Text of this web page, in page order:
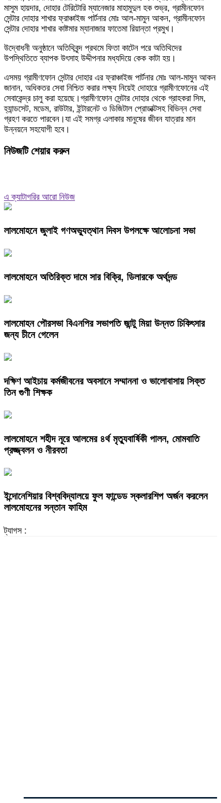
মাসুম হায়দার, দোহার টেরিটোরি ম্যানেজার মাহামুদুল হক শুভ্র, গ্রামীনফোন
সেন্টার দোহার শাখার ফ্রাঞ্চাইজ পার্টনার মোঃ আল-মামুন আকন, গ্রামীনফোন
সেন্টার দোহার শাখার কাষ্টমার ম্যানাজার ফাতেমা রিয়ান্তা প্রমুখ।
উদ্বোধনী অনুষ্ঠানে অতিথিবৃন্দ প্রথমে ফিতা কাটেন পরে অতিথিদের
উপস্থিতিতে ব্যাপক উৎসাহ উদ্দীপনার মধ্যদিয়ে কেক কাটা হয়।
এসময় গ্রামীণফোন সেন্টার দোহার এর ফ্রাঞ্চাইজ পার্টনার মোঃ আল-মামুন আকন
জানান, অধিকতর সেবা নিশ্চিত করার লক্ষ্য নিয়েই দোহারে গ্রামীণফোনের এই
সেবাকেন্দ্র চালু করা হয়েছে।গ্রামীণফোন সেন্টার দোহার থেকে গ্রাহকরা সিম,
হ্যান্ডসেট, মডেম, রাউটার, ইন্টারনেট ও ডিজিটাল প্রোডাক্টসহ বিভিন্ন সেবা
গ্রহণ করতে পারবেন।যা এই সমগ্র এলাকার মানুষের জীবন যাত্রার মান
উন্নয়নে সহযোগী হবে।
নিউজটি শেয়ার করুন
এ ক্যাটাগরির আরো নিউজ
লালমোহনে জুলাই গণঅভ্যুত্থান দিবস উপলক্ষে আলোচনা সভা
লালমোহনে অতিরিক্ত দামে সার বিক্রি, ডিলারকে অর্থদন্ড
লালমোহন পৌরসভা বিএনপির সভাপতি জান্টু মিয়া উন্নত চিকিৎসার
জন্য চীনে গেলেন
দক্ষিণ আইচায় কর্মজীবনের অবসানে সম্মাননা ও ভালোবাসায় সিক্ত
তিন গুণী শিক্ষক
লালমোহনে শহীদ নূরে আলমের ৪র্থ মৃত্যুবার্ষিকী পালন, মোমবাতি
প্রজ্জ্বলন ও নীরবতা
ইন্দোনেশিয়ার বিশ্ববিদ্যালয়ে ফুল ফান্ডেড স্কলারশিপ অর্জন করলেন
লালমোহনের সন্তান ফাহিম
ট্যাগস :